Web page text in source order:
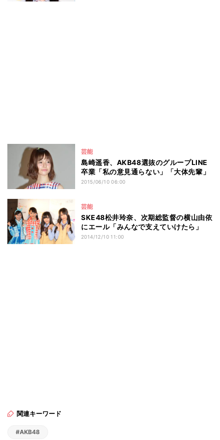
芸能
島崎遥香、AKB48選抜のグループLINE
卒業「私の意見通らない」「大体先輩」
2015/06/10 06:00
芸能
SKE48松井玲奈、次期総監督の横山由依
にエール「みんなで支えていけたら」
2014/12/10 11:00
関連キーワード
#AKB48